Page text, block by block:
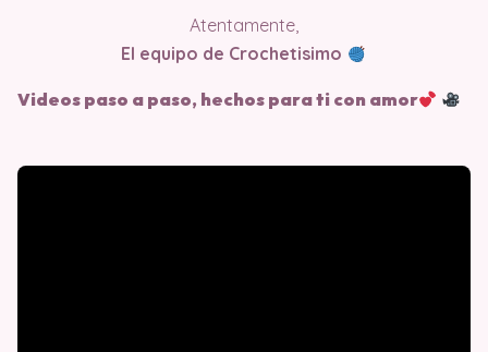
Atentamente,
El equipo de Crochetisimo
Videos paso a paso, hechos para ti con amor